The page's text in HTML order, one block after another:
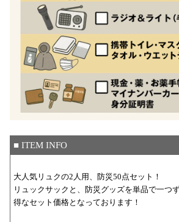
■ ITEM INFO
大人気リュクの2人用、防災50点セット！
リュックサックと、防災グッズを単品で一つ
得なセット価格となっております！